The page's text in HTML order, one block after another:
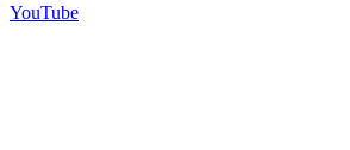
YouTube